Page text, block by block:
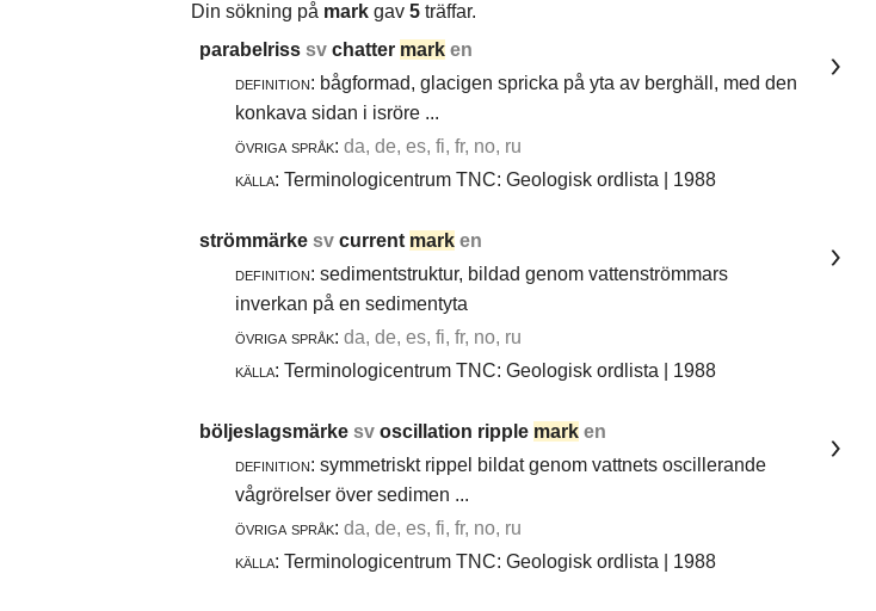
Din sökning på mark gav 5 träffar.
parabelriss sv chatter mark en
definition: bågformad, glacigen spricka på yta av berghäll, med den
konkava sidan i isröre ...
övriga språk: da, de, es, fi, fr, no, ru
källa: Terminologicentrum TNC: Geologisk ordlista | 1988
strömmärke sv current mark en
definition: sedimentstruktur, bildad genom vattenströmmars
inverkan på en sedimentyta
övriga språk: da, de, es, fi, fr, no, ru
källa: Terminologicentrum TNC: Geologisk ordlista | 1988
böljeslagsmärke sv oscillation ripple mark en
definition: symmetriskt rippel bildat genom vattnets oscillerande
vågrörelser över sedimen ...
övriga språk: da, de, es, fi, fr, no, ru
källa: Terminologicentrum TNC: Geologisk ordlista | 1988